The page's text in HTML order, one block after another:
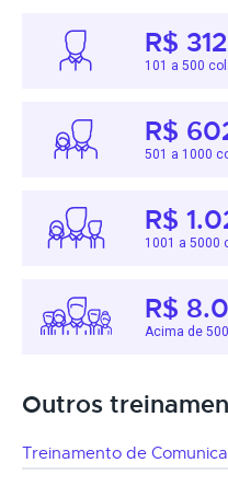
R$
101 a 500
R$
501 a 1000
R$
1001 a 5000
R$
Acima de
Outros
Treinamento de